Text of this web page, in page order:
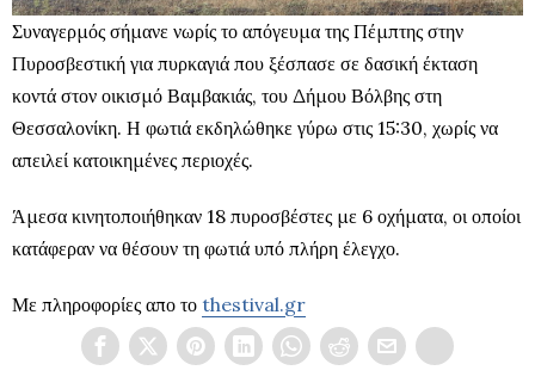
Συναγερμός σήμανε νωρίς το απόγευμα της Πέμπτης στην
Πυροσβεστική για πυρκαγιά που ξέσπασε σε δασική έκταση
κοντά στον οικισμό Βαμβακιάς, του Δήμου Βόλβης στη
Θεσσαλονίκη. Η φωτιά εκδηλώθηκε γύρω στις 15:30, χωρίς να
απειλεί κατοικημένες περιοχές.
Άμεσα κινητοποιήθηκαν 18 πυροσβέστες με 6 οχήματα, οι οποίοι
κατάφεραν να θέσουν τη φωτιά υπό πλήρη έλεγχο.
Με πληροφορίες απο το thestival.gr